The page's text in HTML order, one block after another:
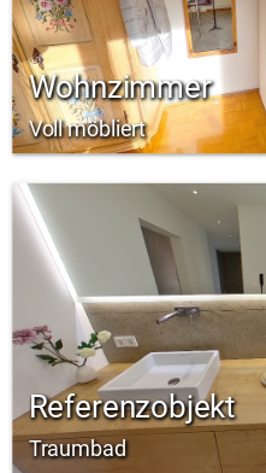
Wohnzimmer
Voll möbliert
Referenzobjekt
Traumbad